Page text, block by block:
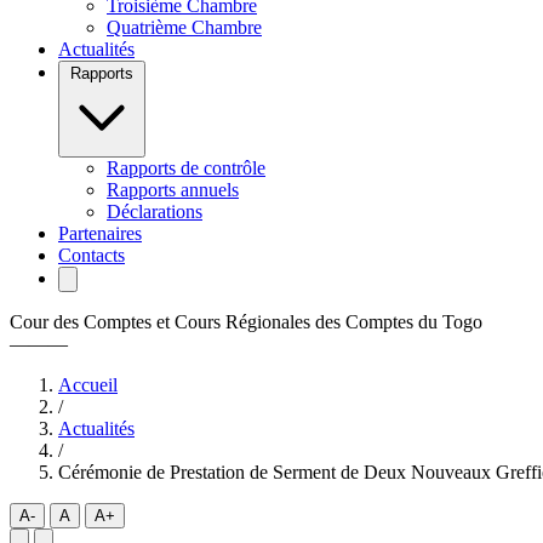
Troisième Chambre
Quatrième Chambre
Actualités
Rapports de contrôle
Rapports annuels
Déclarations
Partenaires
Contacts
Cour des Comptes et Cours Régionales des Comptes du Togo
———
Accueil
/
Actualités
/
Cérémonie de Prestation de Serment de Deux Nouveaux
A- A A+